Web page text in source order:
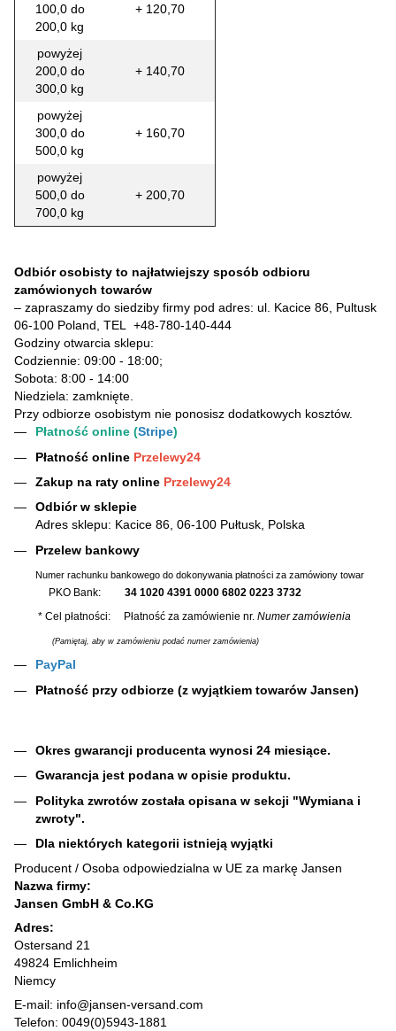
100,0 do
200,0 kg
+ 120,70
powyżej
200,0 do
300,0 kg
+ 140,70
powyżej
300,0 do
500,0 kg
+ 160,70
powyżej
500,0 do
700,0 kg
+ 200,70
Odbiór osobisty to najłatwiejszy sposób odbioru
zamówionych towarów
– zapraszamy do siedziby firmy pod adres: ul. Kacice 86, Pultusk
06-100 Poland, TEL +48-780-140-444
Godziny otwarcia sklepu:
Codziennie: 09:00 - 18:00;
Sobota: 8:00 - 14:00
Niedziela: zamknięte.
Przy odbiorze osobistym nie ponosisz dodatkowych kosztów.
Płatność online (Stripe)
Płatność online Przelewy24
Zakup na raty online Przelewy24
Odbiór w sklepie
Adres sklepu: Kacice 86, 06-100 Pułtusk, Polska
Przelew bankowy
Numer rachunku bankowego do dokonywania płatności za zamówiony towar
PKO Bank: 34 1020 4391 0000 6802 0223 3732
* Cel płatności: Płatność za zamówienie nr. Numer zamówienia
(Pamiętaj, aby w zamówieniu podać numer zamówienia)
PayPal
Płatność przy odbiorze (z wyjątkiem towarów Jansen)
Okres gwarancji producenta wynosi 24 miesiące.
Gwarancja jest podana w opisie produktu.
Polityka zwrotów została opisana w sekcji "Wymiana i
zwroty".
Dla niektórych kategorii istnieją wyjątki
Producent / Osoba odpowiedzialna w UE za markę Jansen
Nazwa firmy:
Jansen GmbH & Co.KG
Adres:
Ostersand 21
49824 Emlichheim
Niemcy
E-mail: info@jansen-versand.com
Telefon: 0049(0)5943-1881